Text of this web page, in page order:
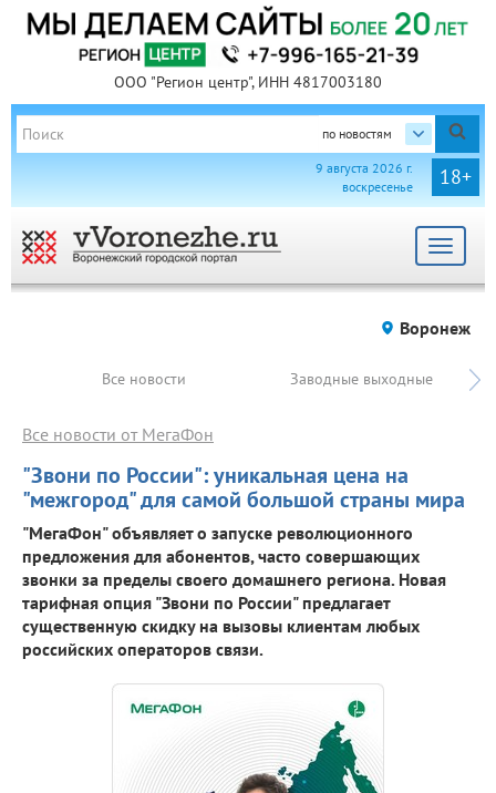
ООО "Регион центр", ИНН 4817003180
по новостям
18+
9 августа 2026 г.
воскресенье
Toggle
Воронеж
Все новости Заводные выходные
"Звони по России": уникальная цена на
"межгород" для самой большой страны мира
Все новости от МегаФон
"МегаФон" объявляет о запуске революционного
предложения для абонентов, часто совершающих
звонки за пределы своего домашнего региона. Новая
тарифная опция "Звони по России" предлагает
существенную скидку на вызовы клиентам любых
российских операторов связи.